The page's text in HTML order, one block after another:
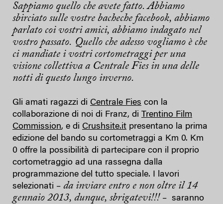
Sappiamo quello che avete fatto. Abbiamo
sbirciato sulle vostre bacheche facebook, abbiamo
parlato coi vostri amici, abbiamo indagato nel
vostro passato. Quello che adesso vogliamo è che
ci mandiate i vostri cortometraggi per una
visione collettiva a Centrale Fies in una delle
notti di questo lungo inverno.
Gli amati ragazzi di Centrale Fies con la
collaborazione di noi di Franz, di Trentino Film
Commission, e di Crushsite.it presentano la prima
edizione del bando su cortometraggi a Km 0. Km
0 offre la possibilità di partecipare con il proprio
cortometraggio ad una rassegna dalla
programmazione del tutto speciale. I lavori
selezionati – da inviare entro e non oltre il 14
gennaio 2013, dunque, sbrigatevi!!! – saranno